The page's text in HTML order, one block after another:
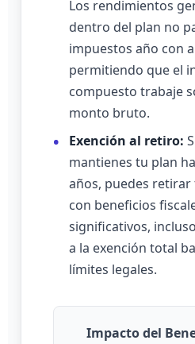
Los rendimientos
dentro del plan no
impuestos año con
permitiendo que el
compuesto trabaje
monto bruto.
Exención al retiro:
mantienes tu plan
años, puedes
con beneficios
significativos,
a la exención total
límites legales.
Impacto del